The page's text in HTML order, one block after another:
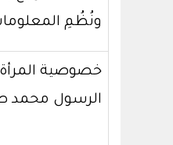
ونُظُمِ
خصوصية
الرسول محمد